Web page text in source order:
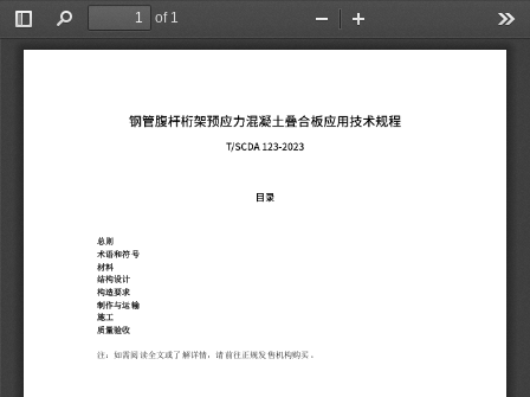
Toggle
Sidebar
Find
of 1
Zoom
Out
In
总则
术语和符号
材料
结构设计
构造要求
制作与运输
施工
质量验收
注： 如需阅读全文或了解详情，请前往正规发售机构购买。